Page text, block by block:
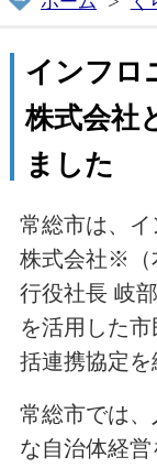
インフロ
株式会社
ました
常総市は、
株式会社※（
行役社長 岐
を活用した
括連携協定を
常総市では
な自治体経